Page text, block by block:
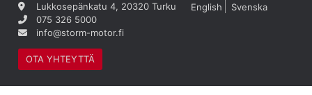
Lukkosepänkatu 4, 20320 Turku
075 326 5000
info@storm-motor.fi
OTA YHTEYTTÄ
English Svenska